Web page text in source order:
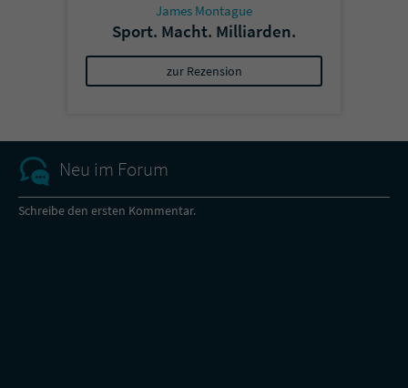
James Montague
Sport. Macht. Milliarden.
zur Rezension
Neu im Forum
Schreibe den ersten Kommentar.